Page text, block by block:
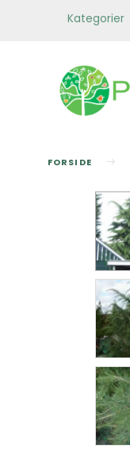
Kategorier
FORSIDE